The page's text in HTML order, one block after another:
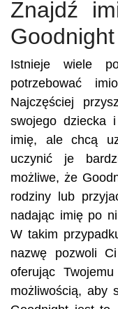
Znajdź
Goodnight
Istnieje wiele
potrzebować
Najczęściej
swojego dziecka
imię, ale chcą
uczynić je
możliwe, że
rodziny lub
nadając imię po
W takim
nazwę pozwoli
oferując
możliwością, aby